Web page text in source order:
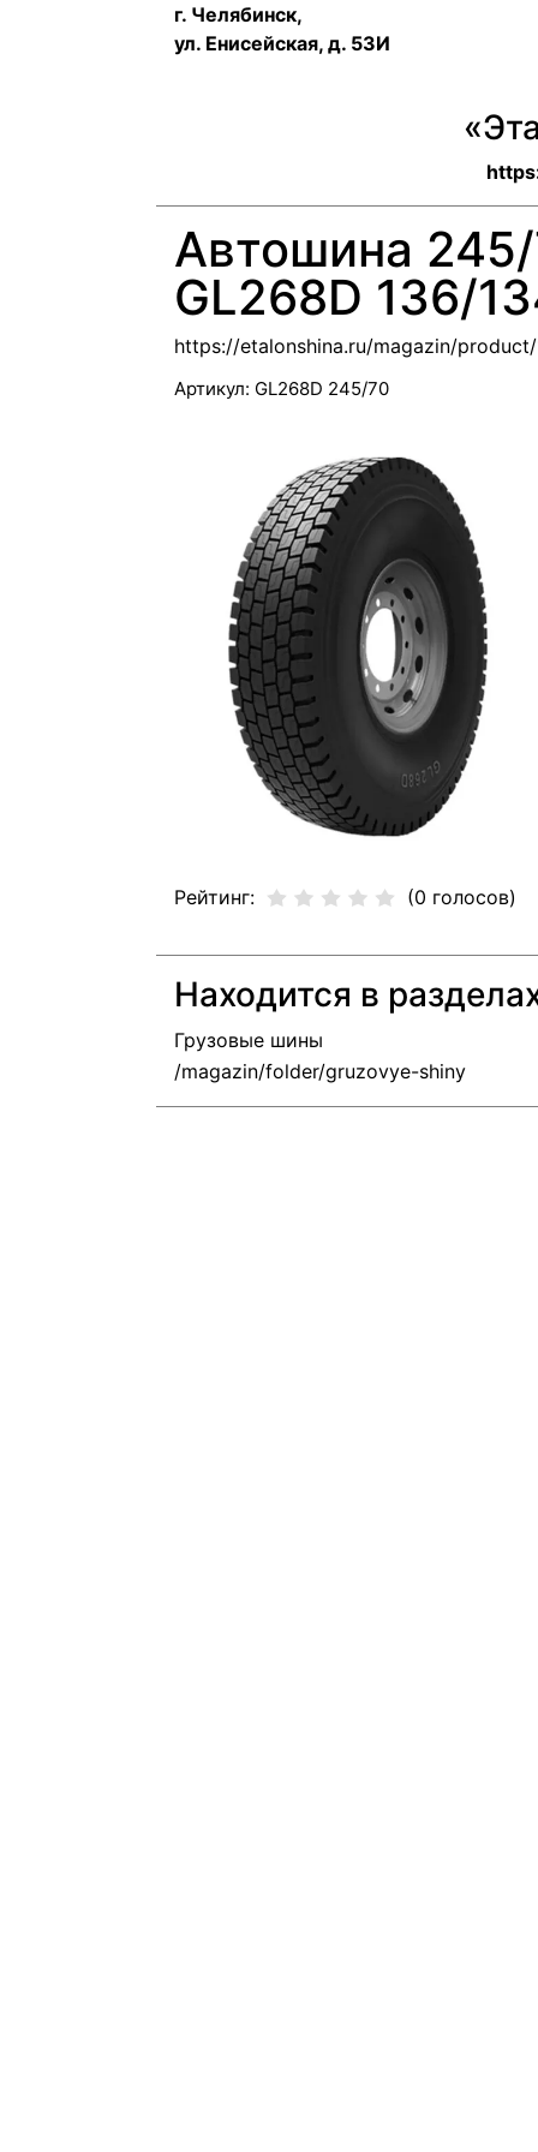
г. Челябинск,
ул. Енисейская, д. 53И
Автошина
GL268D 136/
https://etalonshina.ru/magazin/
Артикул: GL268D 245/70
Рейтинг: (0 голосов)
Находится в
Грузовые шины